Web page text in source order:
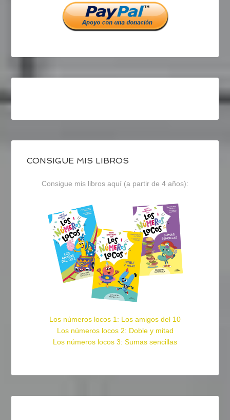
CONSIGUE MIS LIBROS
Consigue mis libros aquí (a partir de 4 años):
Los números locos 1: Los amigos del 10
Los números locos 2: Doble y mitad
Los números locos 3: Sumas sencillas